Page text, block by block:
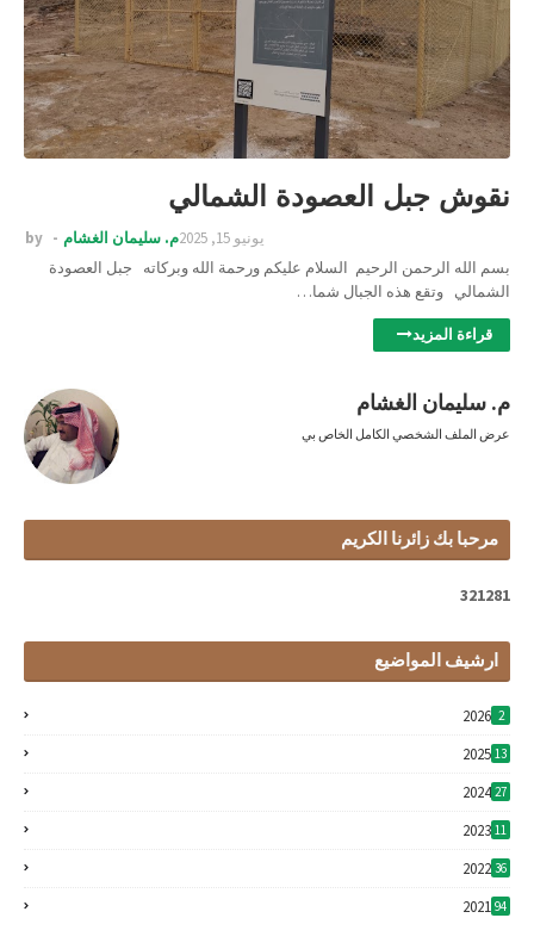
نقوش جبل العصودة الشمالي
by م. سليمان الغشام
يونيو 15, 2025
بسم الله الرحمن الرحيم السلام عليكم ورحمة الله وبركاته جبل العصودة
الشمالي وتقع هذه الجبال شما…
قراءة المزيد
م. سليمان الغشام
عرض الملف الشخصي الكامل الخاص بي
مرحبا بك زائرنا الكريم
321281
ارشيف المواضيع
2026 2
2025 13
2024 27
2023 11
2022 36
2021 94